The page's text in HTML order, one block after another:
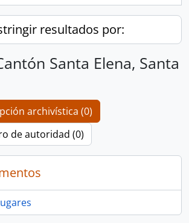
resultados por:
Santa Elena, Santa
archivística (0)
de autoridad (0)